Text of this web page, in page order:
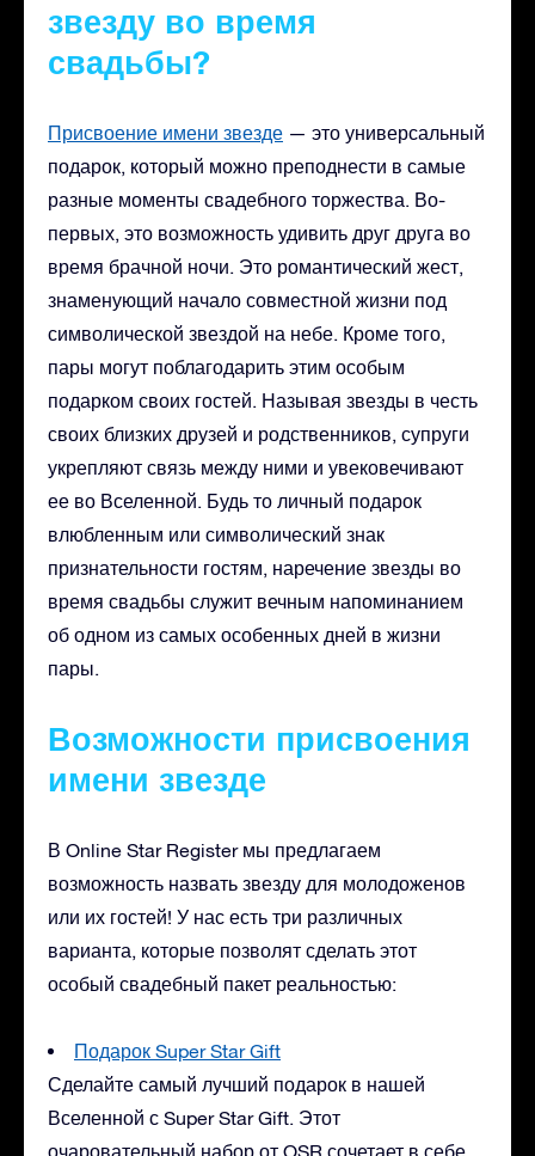
звезду во время
свадьбы?
Присвоение имени звезде — это универсальный
подарок, который можно преподнести в самые
разные моменты свадебного торжества. Во-
первых, это возможность удивить друг друга во
время брачной ночи. Это романтический жест,
знаменующий начало совместной жизни под
символической звездой на небе. Кроме того,
пары могут поблагодарить этим особым
подарком своих гостей. Называя звезды в честь
своих близких друзей и родственников, супруги
укрепляют связь между ними и увековечивают
ее во Вселенной. Будь то личный подарок
влюбленным или символический знак
признательности гостям, наречение звезды во
время свадьбы служит вечным напоминанием
об одном из самых особенных дней в жизни
пары.
Возможности присвоения
имени звезде
В Online Star Register мы предлагаем
возможность назвать звезду для молодоженов
или их гостей! У нас есть три различных
варианта, которые позволят сделать этот
особый свадебный пакет реальностью:
Подарок Super Star Gift
Сделайте самый лучший подарок в нашей
Вселенной с Super Star Gift. Этот
очаровательный набор от OSR сочетает в себе